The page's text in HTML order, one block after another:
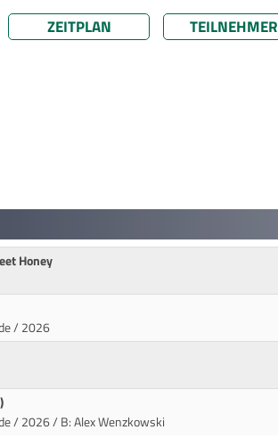
ZEITPLAN TEILNEHMER
Honey
/ 2026
/ 2026/ B: Alex Wenzkowski